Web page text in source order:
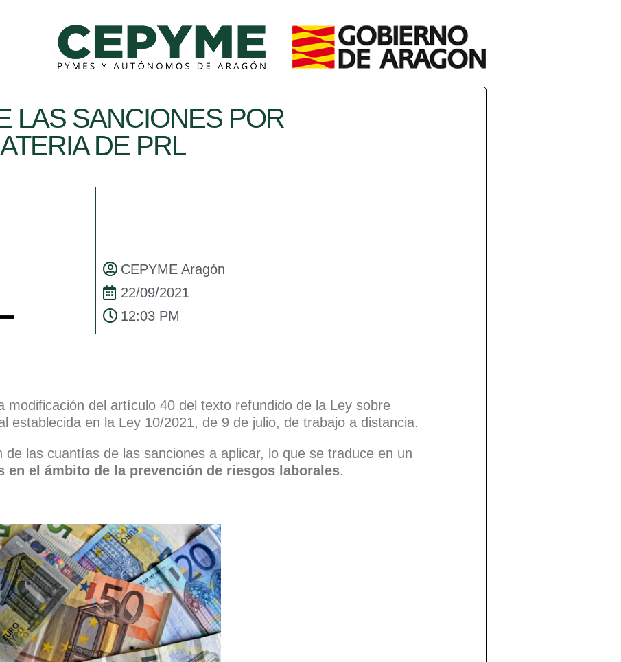
LAS SANCIONES POR
DE PRL
CEPYME Aragón
22/09/2021
12:03 PM
modificación del artículo 40 del texto refundido de la Ley sobre
establecida en la Ley 10/2021, de 9 de julio, de trabajo a distancia.
las cuantías de las sanciones a aplicar, lo que se traduce en un
en el ámbito de la prevención de riesgos laborales.